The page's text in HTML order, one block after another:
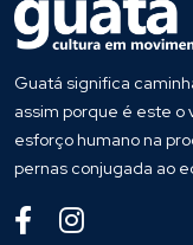
Guatá significa
assim porque é este o
esforço humano na
pernas conjugada ao